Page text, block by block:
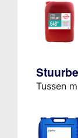
Tussen